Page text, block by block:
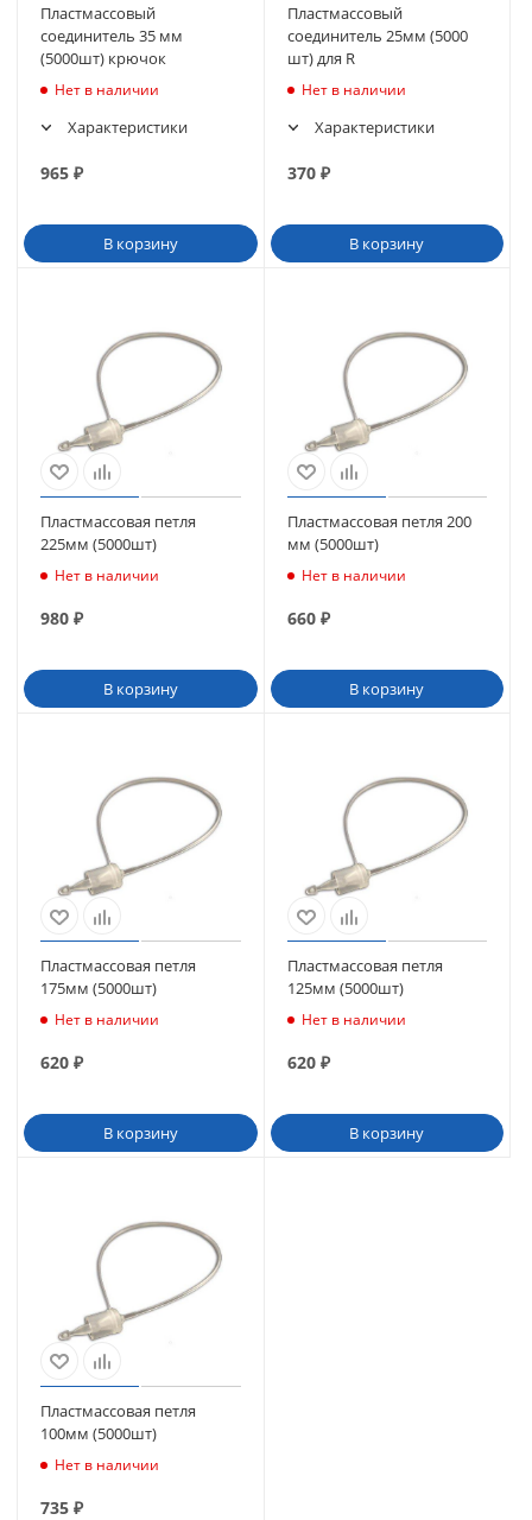
Пластмассовый
соединитель 35 мм
(5000шт) крючок
Нет в наличии
Характеристики
965 ₽
В корзину
Пластмассовый
соединитель 25мм (5000
шт) для R
Нет в наличии
Характеристики
370₽
В корзину
Пластмассовая петля
225мм (5000шт)
Нет в наличии
980 ₽
В корзину
Пластмассовая петля 200
мм (5000шт)
Нет в наличии
660₽
В корзину
Пластмассовая петля
175мм (5000шт)
Нет в наличии
620 ₽
В корзину
Пластмассовая петля
125мм (5000шт)
Нет в наличии
620₽
В корзину
Пластмассовая петля
100мм (5000шт)
Нет в наличии
735 ₽